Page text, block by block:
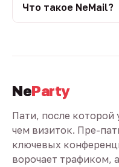
Что такое NeMail?
NeParty
Пати, после которой
чем визиток. Пре-
ключевых
ворочает трафиком,